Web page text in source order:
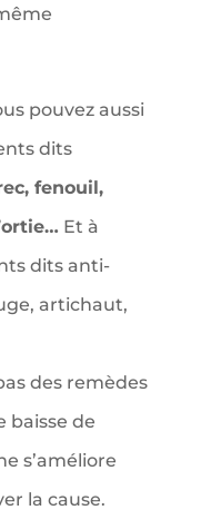
pouvez aussi
dits
fenouil,
Et à
dits anti-
artichaut,
des remèdes
baisse de
s’améliore
la cause.